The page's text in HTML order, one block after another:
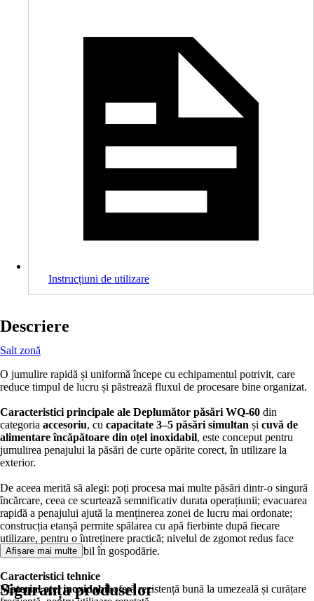
Instrucțiuni de utilizare
Descriere
Salt zonă
O jumulire rapidă și uniformă începe cu echipamentul potrivit, care
reduce timpul de lucru și păstrează fluxul de procesare bine organizat.
Caracteristici principale ale Deplumător păsări WQ-60 din
categoria accesoriu, cu capacitate 3–5 păsări simultan și cuvă de
alimentare încăpătoare din oțel inoxidabil, este conceput pentru
jumulirea penajului la păsări de curte opărite corect, în utilizare la
exterior.
De aceea merită să alegi: poți procesa mai multe păsări dintr-o singură
încărcare, ceea ce scurtează semnificativ durata operațiunii; evacuarea
rapidă a penajului ajută la menținerea zonei de lucru mai ordonate;
construcția etanșă permite spălarea cu apă fierbinte după fiecare
utilizare, pentru o întreținere practică; nivelul de zgomot redus face
lucrul mai confortabil în gospodărie.
Caracteristici tehnice
Material oțel inoxidabiloferă rezistență bună la umezeală și curățare
Afișare mai multe
Siguranța produselor